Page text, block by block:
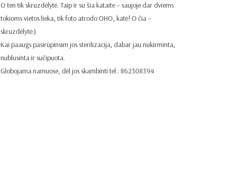
O ten tik skruzdėlytė. Taip ir su šia kataite – saujoje dar dviems
tokioms vietos lieka, tik foto atrodo OHO, katė! O čia –
skruzdėlytė:)
Kai paaugs pasirūpinsim jos sterilizacija, dabar jau nukirminta,
nublusinta ir sučipuota.
Globojama namuose, dėl jos skambinti tel.: 862308394